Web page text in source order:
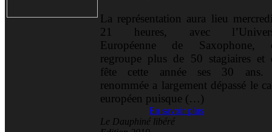
La représentation aura lieu
21 heures, avec
Européenne de Saxophone,
regroupe plus de 50 stagiaires et
fête cette année ses 30 ans.
renommée a largement dépassé le
européen puisque (…)
En savoir plus
Le Dauphiné libéré